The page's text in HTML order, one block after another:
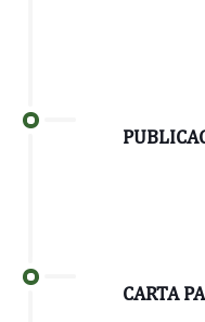
CARTA